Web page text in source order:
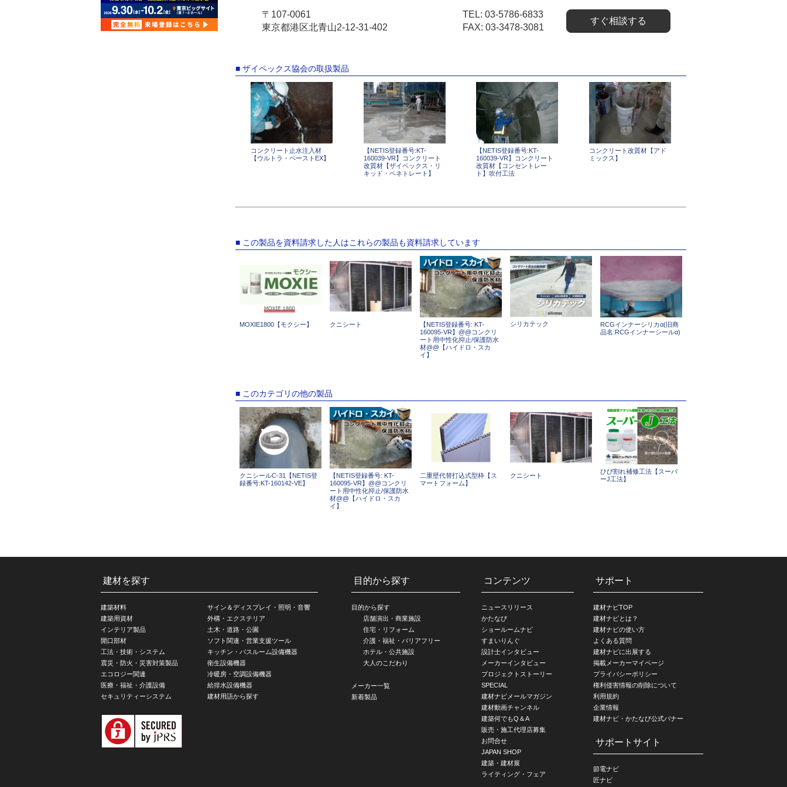
〒107-0061
東京都港区北青山2-12-31-402
TEL: 03-5786-6833
FAX: 03-3478-3081
すぐ相談する
■ ザイペックス協会の取扱製品
コンクリート止水注入材
【ウルトラ・ペーストEX】
【NETIS登録番号:KT-
160039-VR】コンクリート
改質材【ザイペックス・リ
キッド・ペネトレート】
【NETIS登録番号:KT-
160039-VR】コンクリート
改質材【コンセントレー
ト】吹付工法
コンクリート改質材【アド
ミックス】
■ この製品を資料請求した人はこれらの製品も資料請求しています
MOXIE1800【モクシー】 クニシート
【NETIS登録番号: KT-
160095-VR】@@コンクリ
ート用中性化抑止/保護防水
材@@【ハイドロ・スカ
イ】
シリカテック
RCGインナーシリカα(旧商
品名:RCGインナーシールα)
■ このカテゴリの他の製品
クニシールC-31【NETIS登
録番号:KT-160142-VE】
【NETIS登録番号: KT-
160095-VR】@@コンクリ
ート用中性化抑止/保護防水
材@@【ハイドロ・スカ
イ】
二重壁代替打込式型枠【ス
マートフォーム】
クニシート
ひび割れ補修工法【スーパ
ーJ工法】
建材を探す
建築材料
建築用資材
インテリア製品
開口部材
工法・技術・システム
震災・防火・災害対策製品
エコロジー関連
医療・福祉・介護設備
セキュリティーシステム
サイン＆ディスプレイ・照明・音響
外構・エクステリア
土木・道路・公園
ソフト関連・営業支援ツール
キッチン・バスルーム設備機器
衛生設備機器
冷暖房・空調設備機器
給排水設備機器
建材用語から探す
目的から探す
目的から探す
店舗演出・商業施設
住宅・リフォーム
介護・福祉・バリアフリー
ホテル・公共施設
大人のこだわり
メーカー一覧
新着製品
コンテンツ
ニュースリリース
かたなび
ショールームナビ
すまいりんぐ
設計士インタビュー
メーカーインタビュー
プロジェクトストーリー
SPECIAL
建材ナビメールマガジン
建材動画チャンネル
建築何でもQ＆A
販売・施工代理店募集
お問合せ
JAPAN SHOP
建築・建材展
ライティング・フェア
サポート
建材ナビTOP
建材ナビとは？
建材ナビの使い方
よくある質問
建材ナビに出展する
掲載メーカーマイページ
プライバシーポリシー
権利侵害情報の削除について
利用規約
企業情報
建材ナビ・かたなび公式バナー
サポートサイト
節電ナビ
匠ナビ